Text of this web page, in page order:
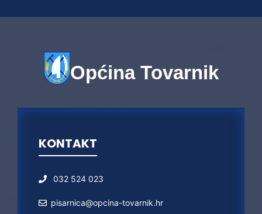
Općina Tovarnik
KONTAKT
032 524 023
pisarnica@opcina-tovarnik.hr